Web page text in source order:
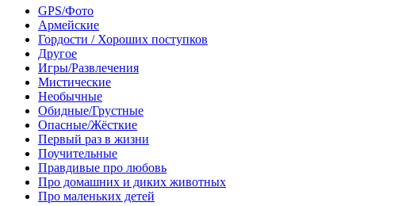
GPS/Фото
Армейские
Гордости / Хороших поступков
Другое
Игры/Развлечения
Мистические
Необычные
Обидные/Грустные
Опасные/Жёсткие
Первый раз в жизни
Поучительные
Правдивые про любовь
Про домашних и диких животных
Про маленьких детей